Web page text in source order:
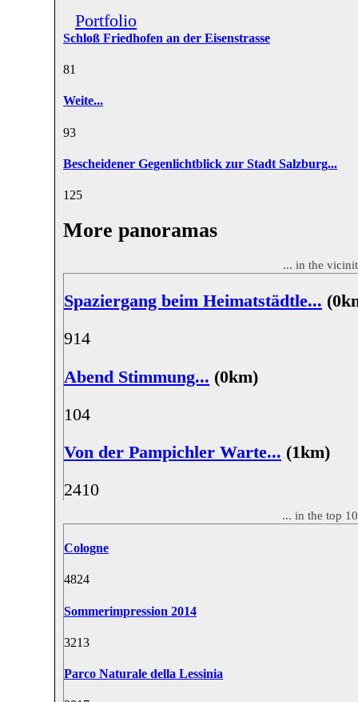
Portfolio
Schloß Friedhofen an der Eisenstrasse
81
Weite...
93
Bescheidener Gegenlichtblick zur Stadt Salzburg...
125
More panoramas
... in the
Spaziergang beim Heimatstädtle...
914
Abend Stimmung... (0km)
104
Von der Pampichler Warte... (1km)
2410
... in the top
Cologne
4824
Sommerimpression 2014
3213
Parco Naturale della Lessinia